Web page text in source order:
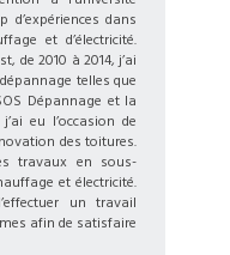
d’expériences dans
et d’électricité.
de 2010 à 2014, j’ai
telles que
Dépannage et la
eu l’occasion de
des toitures.
travaux en sous-
et électricité.
un travail
afin de satisfaire